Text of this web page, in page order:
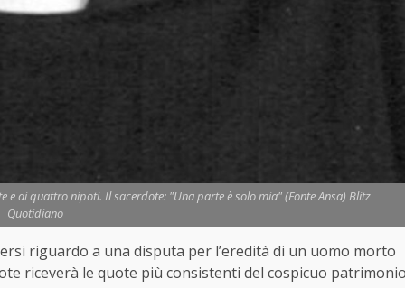
ai quattro nipoti. Il sacerdote: "Una parte è solo mia" (Fonte Ansa) Blitz
Quotidiano
riguardo a una disputa per l’eredità di un uomo morto
riceverà le quote più consistenti del cospicuo